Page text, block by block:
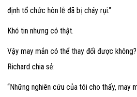
định tổ chức hôn lễ đã bị cháy rụi.”
Khó tin nhưng có thật.
Vậy may mắn có thể thay đổi được
Richard chia sẻ:
“Những nghiên cứu của tôi cho thấy, may